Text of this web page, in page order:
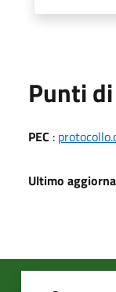
Punti
PEC :
Ultimo